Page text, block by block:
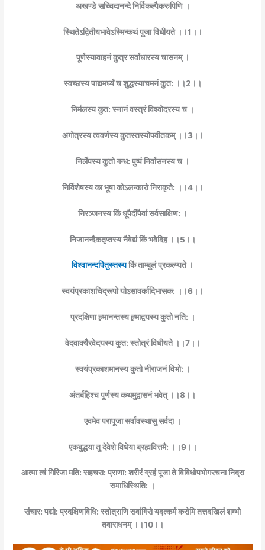
अखण्डे सच्चिदानन्दे निर्विकल्पैकरुपिणि ।
स्थितेऽद्वितीयभावेऽस्मिन्कथं पूजा विधीयते ।।1।।
पूर्णस्यावाहनं कुत्र सर्वाधारस्य चासनम् ।
स्वच्छस्य पाद्यमर्घ्यं च शुद्धस्याचमनं कुत: ।।2।।
निर्मलस्य कुत: स्नानं वस्त्रं विश्वोदरस्य च ।
अगोत्रस्य त्ववर्णस्य कुतस्तस्योपवीतकम् ।।3।।
निर्लेपस्य कुतो गन्ध: पुष्पं निर्वासनस्य च ।
निर्विशेषस्य का भूषा कोऽलन्कारो निराकृते: ।।4।।
निरञ्जनस्य किं धूपैर्दीपैर्वा सर्वसाक्षिण: ।
निजानन्दैकतृप्तस्य नैवेद्यं किं भवेदिह ।।5।।
विश्वानन्दपितुस्तस्यकिं ताम्बूलं प्रकल्प्यते ।
स्वयंप्रकाशचिद्रूपो योऽसावर्कादिभासक: ।।6।।
प्रदक्षिणा ह्र्मानन्तस्य ह्र्माद्वयस्य कुतो नति: ।
वेदवाक्यैरवेदयस्य कुत: स्तोत्रं विधीयते ।।7।।
स्वयंप्रकाशमानस्य कुतो नीराजनं विभो: ।
अंतर्बहिश्च पूर्णस्य कथमुद्वासनं भवेत् ।।8।।
एवमेव परापूजा सर्वावस्थासु सर्वदा ।
एकबुद्धया तु देवेशे विधेया ब्रह्मवित्तमै: ।।9।।
आत्मा त्वं गिरिजा मति: सहचरा: प्राणा: शरीरं ग्रहं पूजा ते विविधोपभोगरचना निद्रा
समाधिस्थिति: ।
संचार: पद्यो: प्रदक्षिणविधि: स्तोत्राणि सर्वागिरो यद्त्कर्म करोमि तत्तदखिलं शम्भो
तवाराधनम् ।।10।।